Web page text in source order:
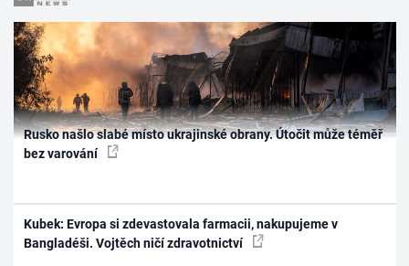
Rusko našlo slabé místo ukrajinské obrany. Útočit může téměř
bez varování
Kubek: Evropa si zdevastovala farmacii, nakupujeme v
Bangladéši. Vojtěch ničí zdravotnictví